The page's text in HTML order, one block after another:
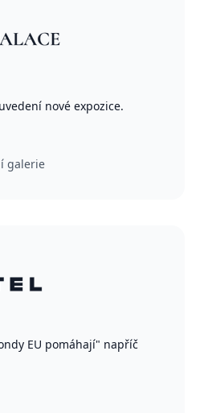
nové expozice.
galerie
EU pomáhají" napříč